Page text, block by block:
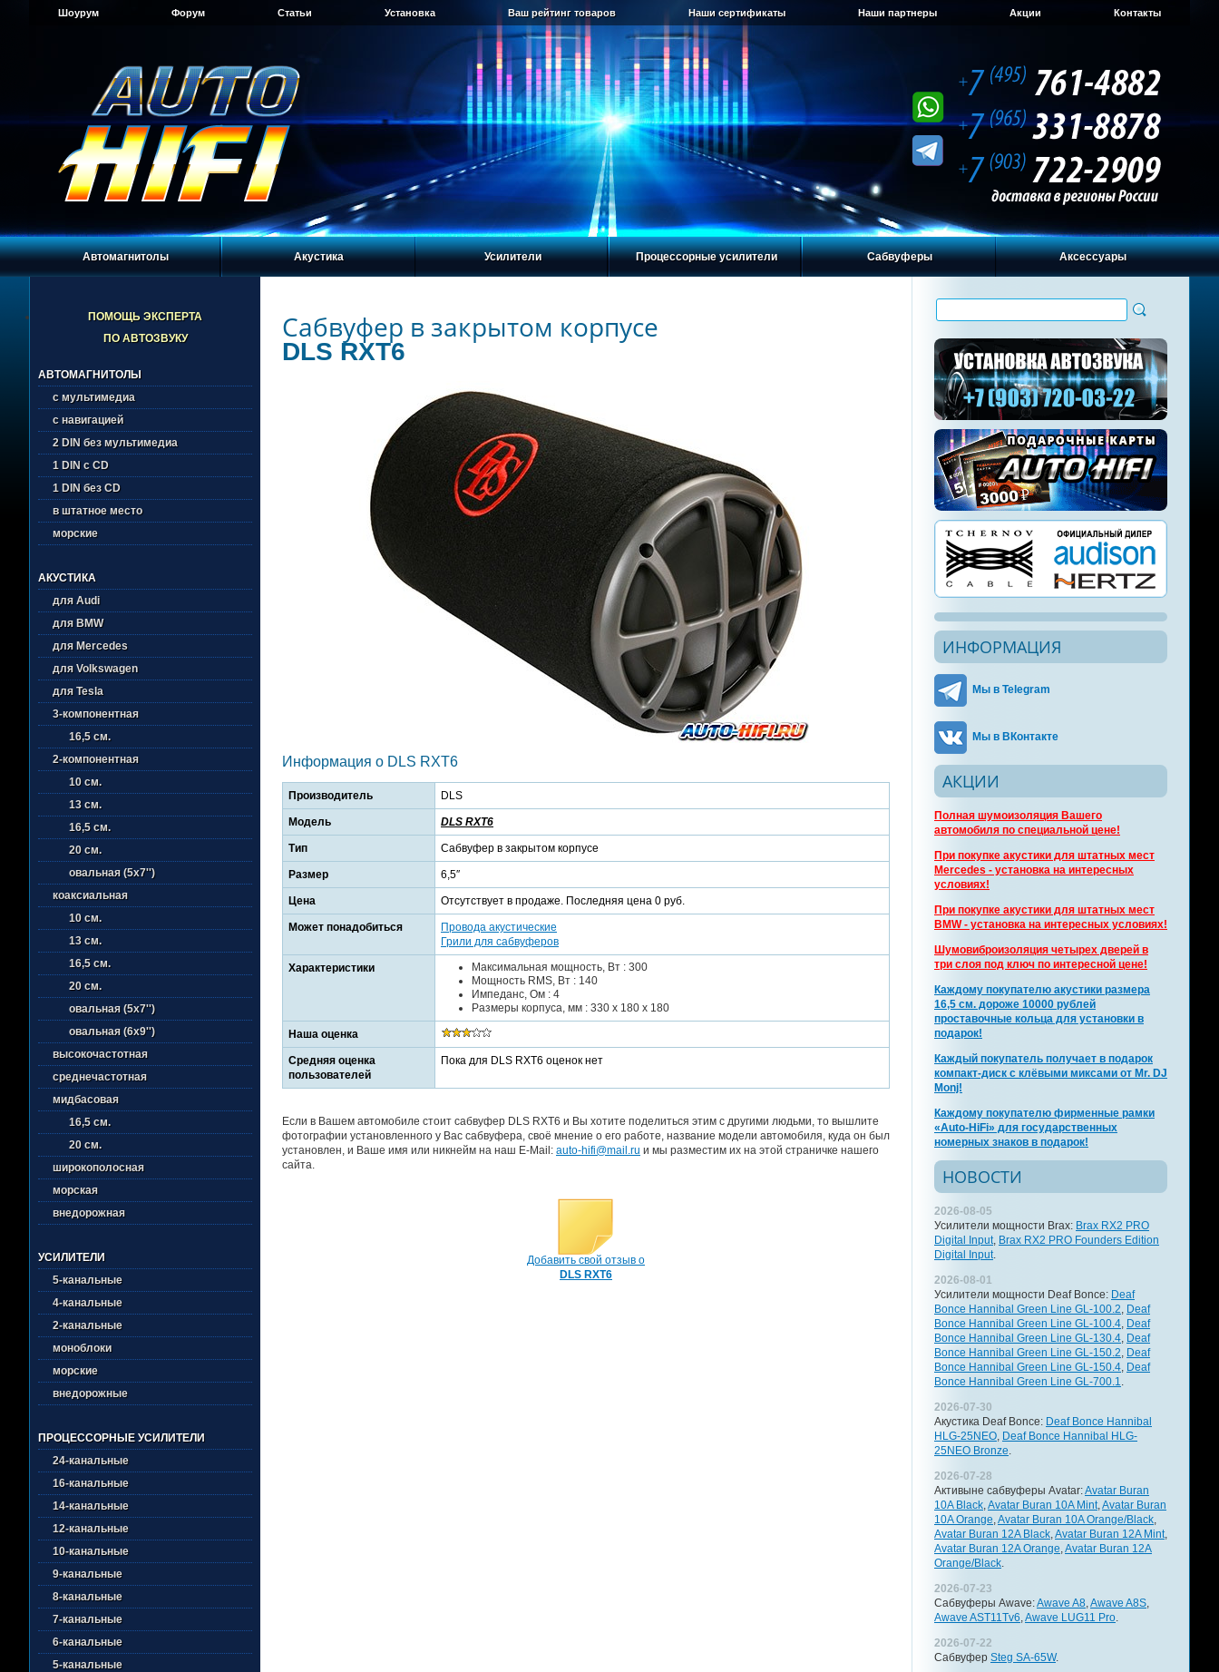
Шоурум Форум Статьи Установка Ваш рейтинг товаров Наши сертификаты Наши партнеры Акции Контакты
Автомагнитолы Акустика Усилители Процессорные усилители Сабвуферы Аксессуары
ПОМОЩЬ ЭКСПЕРТА
ПО АВТОЗВУКУ
АВТОМАГНИТОЛЫ
с мультимедиа
с навигацией
2 DIN без мультимедиа
1 DIN с CD
1 DIN без CD
в штатное место
морские
АКУСТИКА
для Audi
для BMW
для Mercedes
для Volkswagen
для Tesla
3-компонентная
16,5 см.
2-компонентная
10 см.
13 см.
16,5 см.
20 см.
овальная (5х7'')
коаксиальная
10 см.
13 см.
16,5 см.
20 см.
овальная (5х7'')
овальная (6х9'')
высокочастотная
среднечастотная
мидбасовая
16,5 см.
20 см.
широкополосная
морская
внедорожная
УСИЛИТЕЛИ
5-канальные
4-канальные
2-канальные
моноблоки
морские
внедорожные
ПРОЦЕССОРНЫЕ УСИЛИТЕЛИ
24-канальные
16-канальные
14-канальные
12-канальные
10-канальные
9-канальные
8-канальные
7-канальные
6-канальные
5-канальные
Сабвуфер в закрытом корпусе
DLS RXT6
Информация о DLS RXT6
Производитель DLS
Модель DLS RXT6
Тип Сабвуфер в закрытом корпусе
Размер 6,5″
Цена Отсутствует в продаже. Последняя цена 0 руб.
Может понадобиться
Провода акустические
Грили для сабвуферов
Характеристики
Максимальная мощность, Вт : 300
Мощность RMS, Вт : 140
Импеданс, Ом : 4
Размеры корпуса, мм : 330 x 180 x 180
Наша оценка
Средняя оценка
пользователей
Пока для DLS RXT6 оценок нет
Если в Вашем автомобиле стоит сабвуфер DLS RXT6 и Вы хотите поделиться этим с другими людьми, то вышлите
фотографии установленного у Вас сабвуфера, своё мнение о его работе, название модели автомобиля, куда он был
установлен, и Ваше имя или никнейм на наш E-Mail: auto-hifi@mail.ru и мы разместим их на этой страничке нашего
сайта.
Добавить свой отзыв о
DLS RXT6
ИНФОРМАЦИЯ
Мы в Telegram
Мы в ВКонтакте
АКЦИИ
Полная шумоизоляция Вашего
автомобиля по специальной цене!
При покупке акустики для штатных мест
Mercedes - установка на интересных
условиях!
При покупке акустики для штатных мест
BMW - установка на интересных условиях!
Шумовиброизоляция четырех дверей в
три слоя под ключ по интересной цене!
Каждому покупателю акустики размера
16,5 см. дороже 10000 рублей
проставочные кольца для установки в
подарок!
Каждый покупатель получает в подарок
компакт-диск с клёвыми миксами от Mr. DJ
Monj!
Каждому покупателю фирменные рамки
«Auto-HiFi» для государственных
номерных знаков в подарок!
НОВОСТИ
2026-08-05
Усилители мощности Brax: Brax RX2 PRO
Digital Input, Brax RX2 PRO Founders Edition
Digital Input.
2026-08-01
Усилители мощности Deaf Bonce: Deaf
Bonce Hannibal Green Line GL-100.2, Deaf
Bonce Hannibal Green Line GL-100.4, Deaf
Bonce Hannibal Green Line GL-130.4, Deaf
Bonce Hannibal Green Line GL-150.2, Deaf
Bonce Hannibal Green Line GL-150.4, Deaf
Bonce Hannibal Green Line GL-700.1.
2026-07-30
Акустика Deaf Bonce: Deaf Bonce Hannibal
HLG-25NEO, Deaf Bonce Hannibal HLG-
25NEO Bronze.
2026-07-28
Активыне сабвуферы Avatar:Avatar Buran
10A Black,Avatar Buran 10A Mint,Avatar Buran
10A Orange,Avatar Buran 10A Orange/Black,
Avatar Buran 12A Black,Avatar Buran 12A Mint,
Avatar Buran 12A Orange,Avatar Buran 12A
Orange/Black.
2026-07-23
Сабвуферы Awave:Awave A8,Awave A8S,
Awave AST11Tv6,Awave LUG11 Pro.
2026-07-22
Сабвуфер Steg SA-65W.